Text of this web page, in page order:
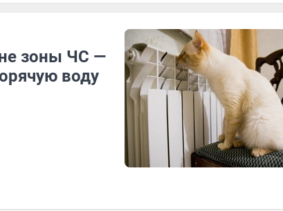
зоны ЧС —
воду